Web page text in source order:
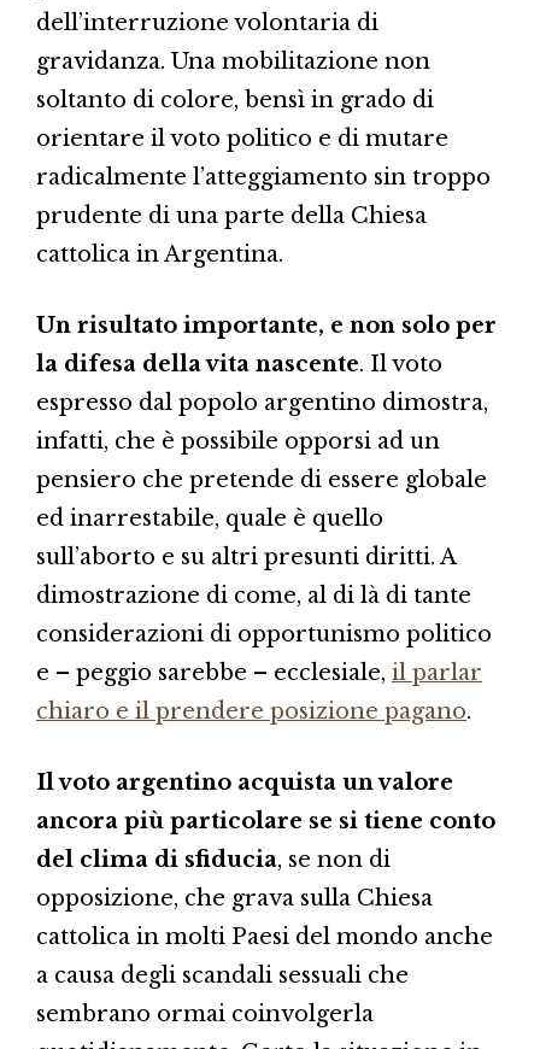
dell’interruzione volontaria di
gravidanza. Una mobilitazione non
soltanto di colore, bensì in grado di
orientare il voto politico e di mutare
radicalmente l’atteggiamento sin troppo
prudente di una parte della Chiesa
cattolica in Argentina.
Un risultato importante, e non solo per
la difesa della vita nascente. Il voto
espresso dal popolo argentino dimostra,
infatti, che è possibile opporsi ad un
pensiero che pretende di essere globale
ed inarrestabile, quale è quello
sull’aborto e su altri presunti diritti. A
dimostrazione di come, al di là di tante
considerazioni di opportunismo politico
e – peggio sarebbe – ecclesiale, il parlar
chiaro e il prendere posizione pagano.
Il voto argentino acquista un valore
ancora più particolare se si tiene conto
del clima di sfiducia, se non di
opposizione, che grava sulla Chiesa
cattolica in molti Paesi del mondo anche
a causa degli scandali sessuali che
sembrano ormai coinvolgerla